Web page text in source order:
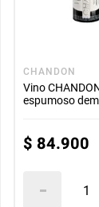
CHANDON
Vino
espumoso
$ 84.900